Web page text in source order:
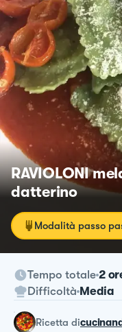
RAVIOLONI
datterino
Modalità passo
Tempo totale 2
Difficoltà Media
ricetta di